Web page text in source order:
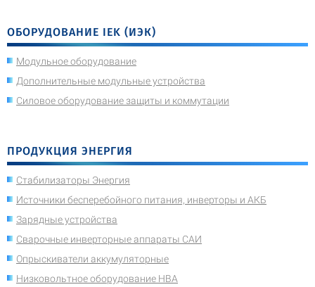
ОБОРУДОВАНИЕ IEK (ИЭК)
Модульное оборудование
Дополнительные модульные устройства
Силовое оборудование защиты и коммутации
ПРОДУКЦИЯ ЭНЕРГИЯ
Стабилизаторы Энергия
Источники бесперебойного питания, инверторы и АКБ
Зарядные устройства
Сварочные инверторные аппараты САИ
Опрыскиватели аккумуляторные
Низковольтное оборудование НВА